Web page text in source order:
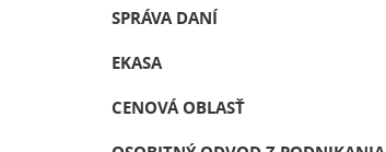
SPRÁVA DANÍ
EKASA
CENOVÁ OBLASŤ